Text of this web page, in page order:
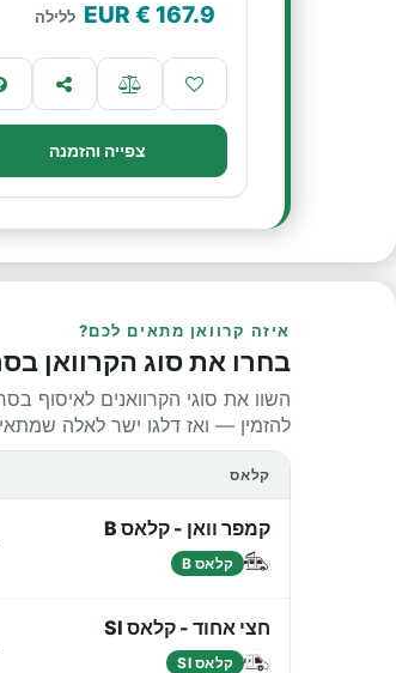
167.9
€ EUR ללילה
צפייה והזמנה
איזה קרוואן מתאים לכם?
בחרו את סוג הקרוואן
השוו את סוגי הקרוואנים לאיסוף
להזמין — ואז דלגו ישר לאלה
קלאס
קמפר וואן - קלאס B
קלאס B
חצי אחוד - קלאס SI
קלאס SI